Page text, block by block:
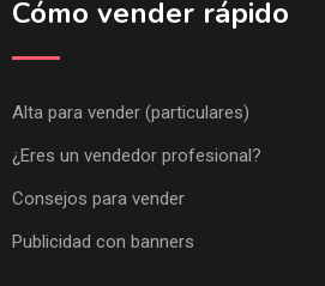
Cómo vender rápido
Alta para vender (particulares)
¿Eres un vendedor profesional?
Consejos para vender
Publicidad con banners